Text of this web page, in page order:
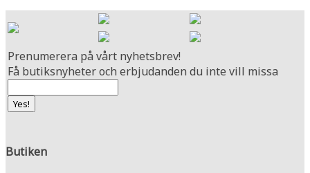
Prenumerera på vårt nyhetsbrev!
Få butiksnyheter och erbjudanden du inte vill missa
Butiken